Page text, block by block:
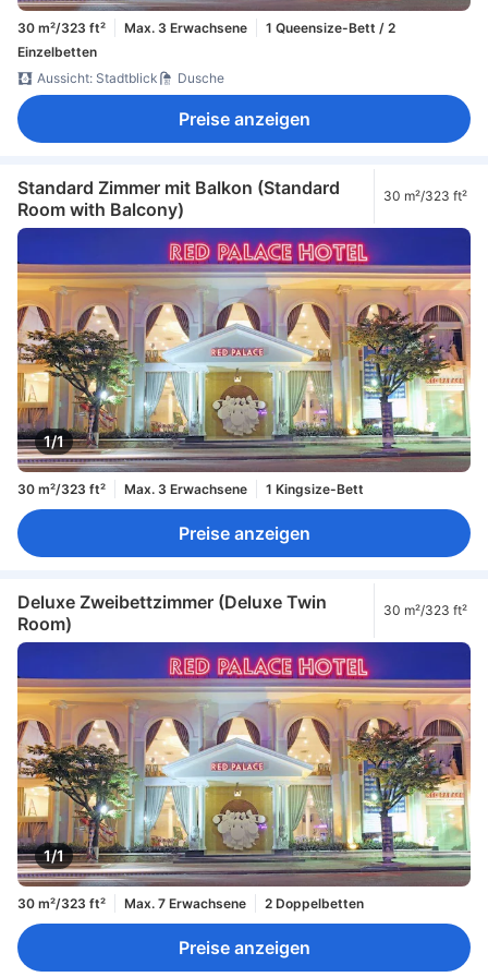
30 m²/323 ft² Max. 3 Erwachsene
1 Queensize-Bett / 2
Einzelbetten
Aussicht: Stadtblick
Dusche
Preise anzeigen
Standard Zimmer mit Balkon (Standard
Room with Balcony)
30 m²/323 ft²
1/1
30 m²/323 ft² Max. 3 Erwachsene 1 Kingsize-Bett
Preise anzeigen
Deluxe Zweibettzimmer (Deluxe Twin
Room)
30 m²/323 ft²
1/1
30 m²/323 ft² Max. 7 Erwachsene 2 Doppelbetten
Preise anzeigen